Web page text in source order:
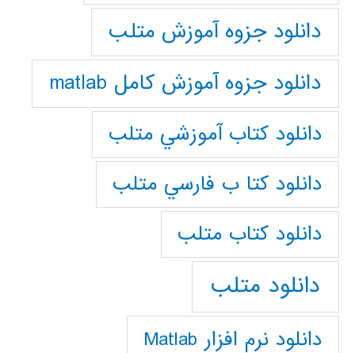
دانلود جزوه آموزش متلب
دانلود جزوه آموزش کامل matlab
دانلود كتاب آموزشي متلب
دانلود كتا ب فارسي متلب
دانلود كتاب متلب
دانلود متلب
دانلود نرم افزار Matlab